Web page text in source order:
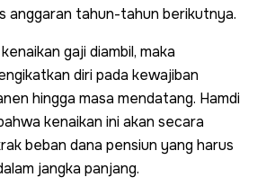
anggaran tahun-tahun berikutnya.
gaji diambil, maka
diri pada kewajiban
hingga masa mendatang. Hamdi
kenaikan ini akan secara
beban dana pensiun yang harus
jangka panjang.